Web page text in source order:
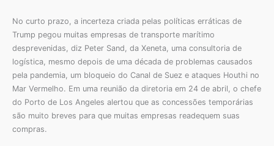
No curto prazo, a incerteza criada pelas políticas erráticas de
Trump pegou muitas empresas de transporte marítimo
desprevenidas, diz Peter Sand, da Xeneta, uma consultoria de
logística, mesmo depois de uma década de problemas causados
pela pandemia, um bloqueio do Canal de Suez e ataques Houthi no
Mar Vermelho. Em uma reunião da diretoria em 24 de abril, o chefe
do Porto de Los Angeles alertou que as concessões temporárias
são muito breves para que muitas empresas readequem suas
compras.